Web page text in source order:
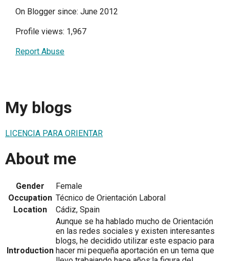
On Blogger since: June 2012
Profile views: 1,967
Report Abuse
My blogs
LICENCIA PARA ORIENTAR
About me
Gender
Female
Occupation Técnico de Orientación Laboral
Location
Cádiz, Spain
Introduction
Aunque se ha hablado mucho de Orientación
en las redes sociales y existen interesantes
blogs, he decidido utilizar este espacio para
hacer mi pequeña aportación en un tema que